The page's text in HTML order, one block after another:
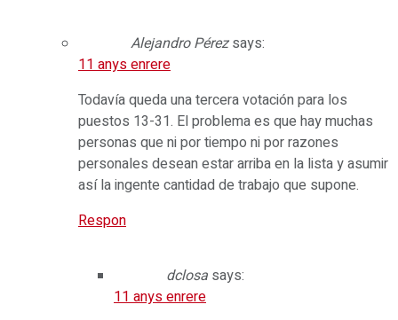
Alejandro Pérez says:
11 anys enrere
Todavía queda una tercera votación para los
puestos 13-31. El problema es que hay muchas
personas que ni por tiempo ni por razones
personales desean estar arriba en la lista y asumir
así la ingente cantidad de trabajo que supone.
Respon
dclosa says:
11 anys enrere